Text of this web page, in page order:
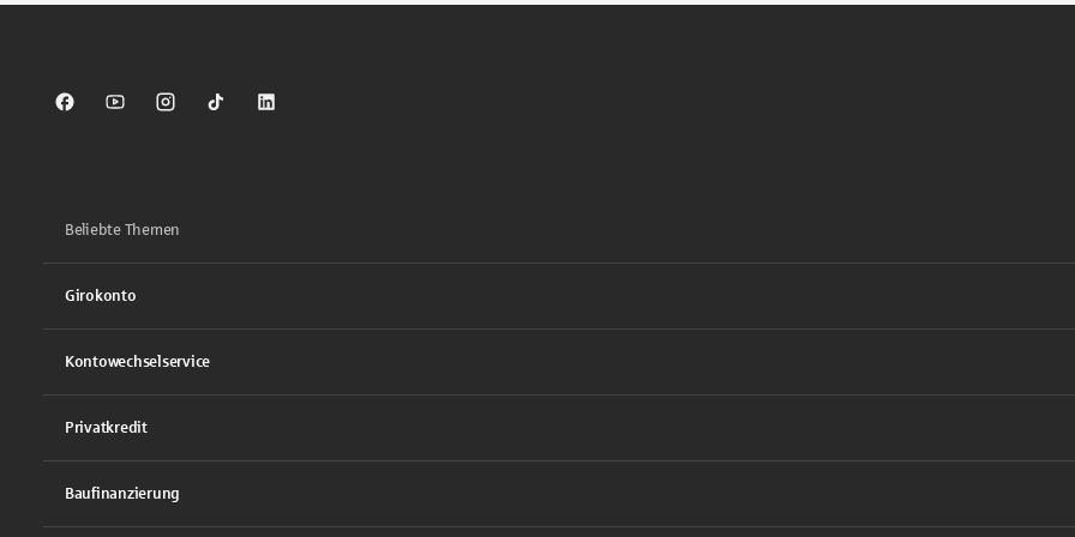
Sparkasse auf Facebook
Sparkasse auf Youtube
Sparkasse auf Instagram
Sparkasse auf TikTok
Sparkasse auf LinkedIn
Beliebte Themen
Girokonto
Kontowechselservice
Privatkredit
Baufinanzierung